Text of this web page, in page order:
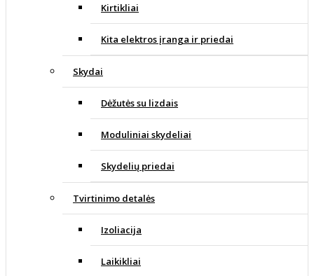
Kirtikliai
Kita elektros įranga ir priedai
Skydai
Dėžutės su lizdais
Moduliniai skydeliai
Skydelių priedai
Tvirtinimo detalės
Izoliacija
Laikikliai